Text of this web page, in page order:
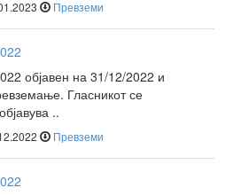
Превземи
2022
објавен на 31/12/2022 и
Гласникот се
..
Превземи
2022